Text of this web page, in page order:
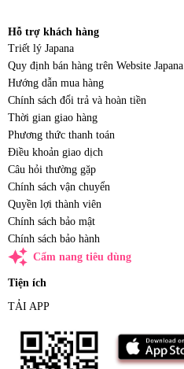
Hỗ trợ khách hàng
Triết lý Japana
Quy định bán hàng trên Website Japana
Hướng dẫn mua hàng
Chính sách đổi trả và hoàn tiền
Thời gian giao hàng
Phương thức thanh toán
Điều khoản giao dịch
Câu hỏi thường gặp
Chính sách vận chuyển
Quyền lợi thành viên
Chính sách bảo mật
Chính sách bảo hành
auto_awesome Cẩm nang tiêu dùng
Tiện ích
TẢI APP